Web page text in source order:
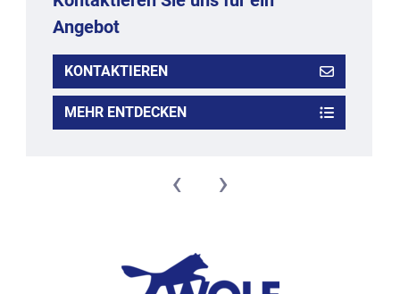
Angebot
KONTAKTIEREN
MEHR ENTDECKEN
‹ ›